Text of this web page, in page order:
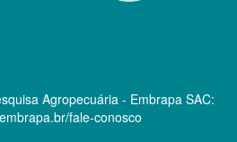
Agropecuária - Embrapa SAC:
fale-conosco